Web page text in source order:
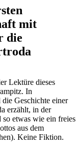
mit
die
Lektüre dieses
In
Geschichte einer
erzählt, in der
etwas wie ein freies
aus dem
Keine Fiktion.